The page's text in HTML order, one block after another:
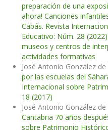
preparación de una
ahora! Canciones
Cabás. Revista
Educativo: Núm. 28
museos y centros de
actividades formativas
José Antonio González
por las escuelas del
Internacional sobre
18 (2017)
José Antonio González
Cantabria 70 años
sobre Patrimonio